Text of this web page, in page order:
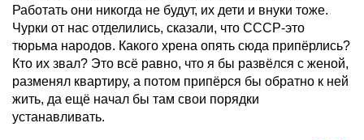
Работать они никогда не будут, их дети и внуки тоже.
Чурки от нас отделились, сказали, что СССР-это
тюрьма народов. Какого хрена опять сюда припёрлись?
Кто их звал? Это всё равно, что я бы развёлся с женой,
разменял квартиру, а потом припёрся бы обратно к ней
жить, да ещё начал бы там свои порядки
устанавливать.